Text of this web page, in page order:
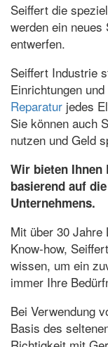
Seiffert die
werden ein neues
entwerfen.
Seiffert Industrie
Einrichtungen
Reparatur jedes
Sie können auch
nutzen und Geld
Wir bieten Ihnen
basierend auf
Unternehmens.
Mit über 30 Jahre
Know-how,
wissen, um ein
immer Ihre
Bei Verwendung
Basis des